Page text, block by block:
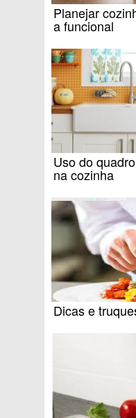
Planejar
a funcional
Uso do
na cozinha
Dicas e